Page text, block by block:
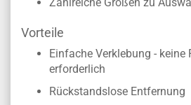
Vorteile
Einfache Verklebung - keine
erforderlich
Rückstandslose Entfernung